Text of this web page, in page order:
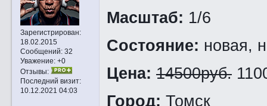
Зарегистрирован:
18.02.2015
Сообщений:32
Уважение: +0
Отзывы:
Последний визит:
10.12.2021 04:03
Масштаб: 1/6
Состояние: новая,
Цена: 14500руб.
Город: Томск